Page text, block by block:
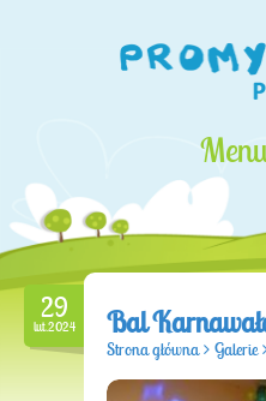
Nasz Promyczek
Oferta edukacyjna
Zapisy i opłaty
Kontakt
29
lut.2024 Bal
Strona główna > Galerie >